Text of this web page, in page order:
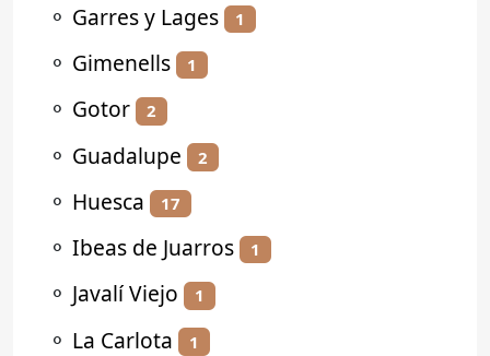
⚬ Garres y Lages 1
⚬ Gimenells 1
⚬ Gotor 2
⚬ Guadalupe 2
⚬ Huesca 17
⚬ Ibeas de Juarros 1
⚬ Javalí Viejo 1
⚬ La Carlota 1